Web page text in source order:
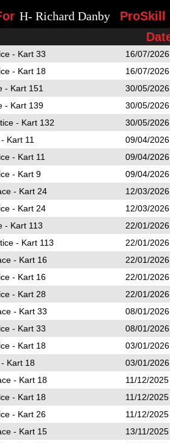
H- Richard Danby
ProSkill
- Kart 33
16/07/
- Kart 18
16/07/
- Kart 151
30/05/
- Kart 139
30/05/
- Kart 132
30/05/
Kart 11
09/04/
- Kart 11
09/04/
- Kart 9
09/04/
- Kart 24
12/03/
- Kart 24
12/03/
- Kart 113
22/01/
- Kart 113
22/01/
- Kart 16
22/01/
- Kart 16
22/01/
- Kart 28
22/01/
- Kart 33
08/01/
- Kart 33
08/01/
- Kart 18
03/01/
Kart 18
03/01/
- Kart 18
11/12/
- Kart 18
11/12/
- Kart 26
11/12/
- Kart 15
13/11/